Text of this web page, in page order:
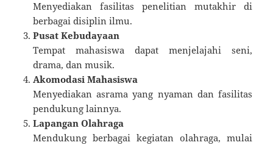
Menyediakan fasilitas penelitian mutakhir di
berbagai disiplin ilmu.
Pusat Kebudayaan
Tempat mahasiswa dapat menjelajahi seni,
drama, dan musik.
Akomodasi Mahasiswa
Menyediakan asrama yang nyaman dan fasilitas
pendukung lainnya.
Lapangan Olahraga
Mendukung berbagai kegiatan olahraga, mulai